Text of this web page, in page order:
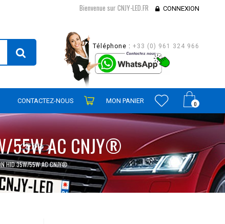
Bienvenue sur CNJY-LED.FR CONNEXION
Téléphone : +33 (0) 961 324 966
0
CONTACTEZ-NOUS MON PANIER
55W AC CNJY®
HID 35W/55W AC CNJY®